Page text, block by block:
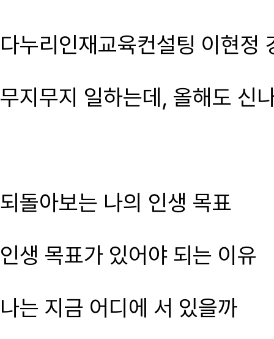
다누리인재교육컨설팅 이현정
무지무지 일하는데, 올해도 신
되돌아보는 나의 인생 목표
인생 목표가 있어야 되는 이유
나는 지금 어디에 서 있을까